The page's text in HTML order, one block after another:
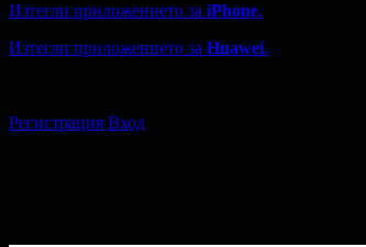
Изтегли приложението за iPhone.
Изтегли приложението за Huawei.
Регистрация Вход